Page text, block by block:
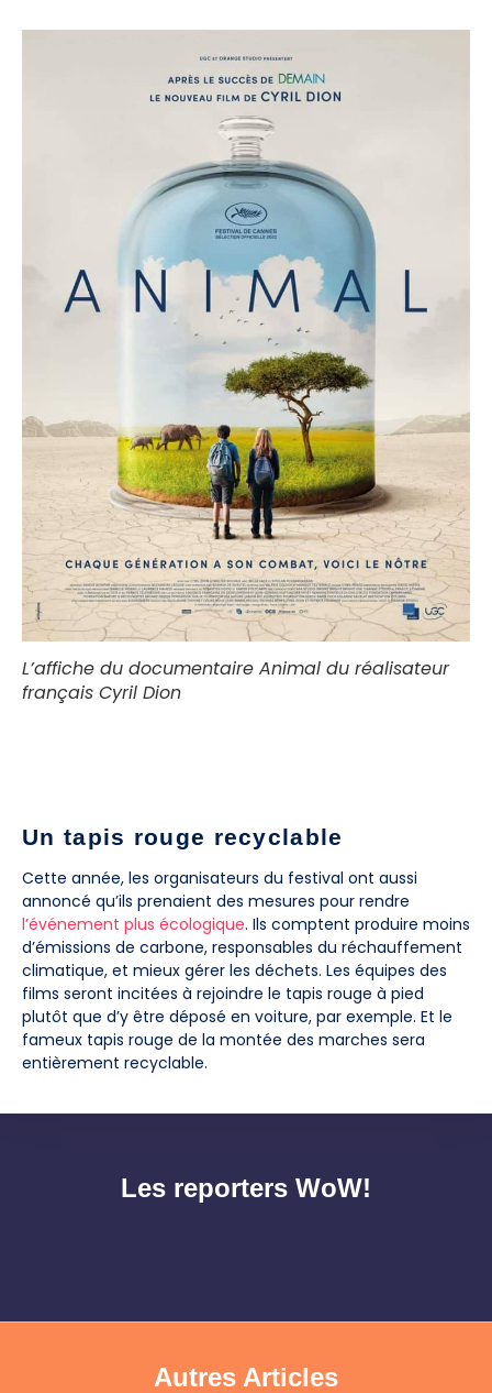
L’affiche du documentaire Animal du réalisateur
français Cyril Dion
Un tapis rouge recyclable
Cette année, les organisateurs du festival ont aussi
annoncé qu’ils prenaient des mesures pour rendre
l’événement plus écologique. Ils comptent produire moins
d’émissions de carbone, responsables du réchauffement
climatique, et mieux gérer les déchets. Les équipes des
films seront incitées à rejoindre le tapis rouge à pied
plutôt que d’y être déposé en voiture, par exemple. Et le
fameux tapis rouge de la montée des marches sera
entièrement recyclable.
Les reporters WoW!
Autres Articles